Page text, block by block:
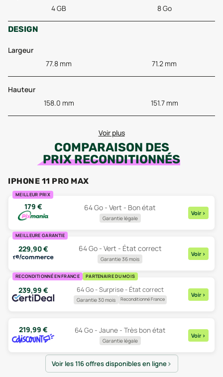
4 GB
8 Go
DESIGN
Largeur
77.8 mm
71.2 mm
Hauteur
158.0 mm
151.7 mm
Voir plus
COMPARAISON DES
PRIX RECONDITIONNÉS
IPHONE 11 PRO MAX
MEILLEUR PRIX
179 € 64 Go - Vert - Bon état
Garantie légale
Voir >
MEILLEURE GARANTIE
229,90€ 64 Go - Vert - État correct
Garantie 36 mois
Voir >
RECONDITIONNÉ EN FRANCE PARTENAIRE DU MOIS
239,99 € 64 Go - Surprise - État correct
Garantie 30 mois Reconditionné France
Voir >
219,99 € 64 Go - Jaune - Très bon état
Garantie légale
Voir >
Voir les 116 offres disponibles en ligne